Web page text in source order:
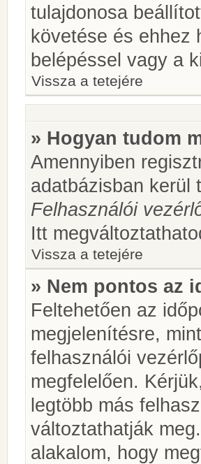
tulajdonosa
követése és ehhez
belépéssel vagy a
Vissza a tetejére
» Hogyan tudom
Amennyiben
adatbázisban kerül
Felhasználói
Itt
Vissza a tetejére
» Nem pontos az
Feltehetően az
megjelenítésre,
felhasználói
megfelelően.
legtöbb más
változtathatják
alakalom, hogy